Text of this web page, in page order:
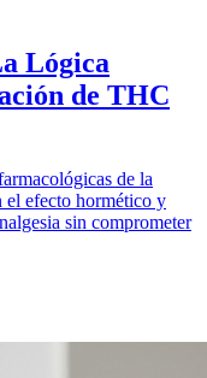
Lógica
de THC
de la
el efecto hormético y
sin comprometer